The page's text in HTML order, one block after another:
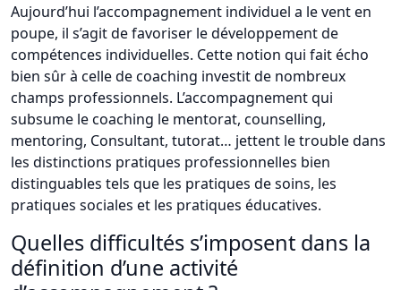
Aujourd’hui l’accompagnement individuel a le vent en
poupe, il s’agit de favoriser le développement de
compétences individuelles. Cette notion qui fait écho
bien sûr à celle de coaching investit de nombreux
champs professionnels. L’accompagnement qui
subsume le coaching le mentorat, counselling,
mentoring, Consultant, tutorat… jettent le trouble dans
les distinctions pratiques professionnelles bien
distinguables tels que les pratiques de soins, les
pratiques sociales et les pratiques éducatives.
Quelles difficultés s’imposent dans la
définition d’une activité